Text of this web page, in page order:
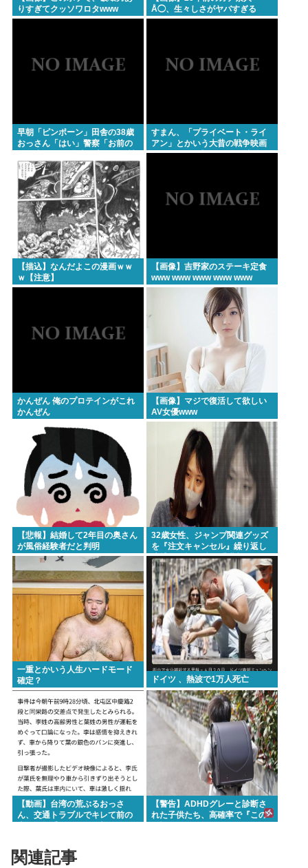
りすぎてクッソワロタwww
Å◯、生々しさがヤバすぎる
早朝「ピンポーン」田舎の38歳
おっさん「はい」警察「お前の
児童搾取センターからの通報に
より児ホ゜画像を発見、逮捕
すまん、「プライベート・ライ
アン」とかいう大昔の戦争映画
見てみたら最初の30分で地獄な
【描込】なんだよこの漫画ｗｗ
ｗ【注意】
【画像】吉野家のステーキ定食
www www www www www
かんぜん 俺のプロテインがこれ
かんぜん
【画像】マジで復活して欲しい
AV女優www
【悲報】結婚して2年目の奥さん
が風俗経験者だと判明
32歳女性、ジャンプ関連グッズ
を『注文キャンセル』繰り返し
逮捕。総額43億。「購入した気
分になる」
一重とかいう人生ハードモード
確定？
ドイツ 、熱波で1万人死亡
【動画】台湾の荒ぶるおっさ
ん、交通トラブルでキレて前の
【警告】ADHDグレーと診断さ
れた子供たち、高確率で『この
関連記事